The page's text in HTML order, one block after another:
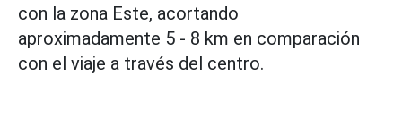
con la zona Este, acortando
aproximadamente 5 - 8 km en comparación
con el viaje a través del centro.